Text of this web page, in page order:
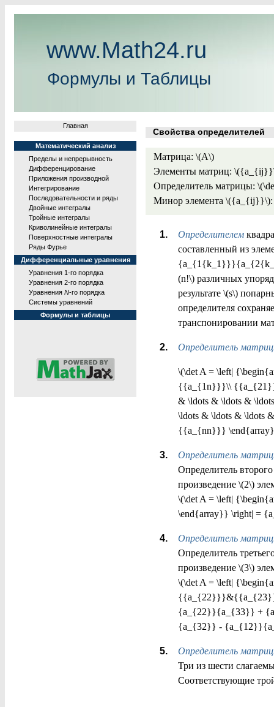
www.Math24.ru
Формулы и Таблицы
Главная
Математический анализ
Пределы и непрерывность
Дифференцирование
Приложения производной
Интегрирование
Последовательности и ряды
Двойные интегралы
Тройные интегралы
Криволинейные интегралы
Поверхностные интегралы
Ряды Фурье
Дифференциальные уравнения
Уравнения 1-го порядка
Уравнения 2-го порядка
Уравнения N-го порядка
Системы уравнений
Формулы и таблицы
Свойства определителей
Матрица: \(A\)
Элементы матриц:
Определитель матрицы:
Минор элемента
Определителем
составленный из
(n!\) различных
результате \(s\)
определителя
транспонировании
Определитель
\(\det A = \left|
{{a_{1n}}}\\
& \ldots & \ldots &
\ldots & \ldots &
{{a_{nn}}}
Определитель
Определитель
произведение \(2\)
\(\det A = \left|
\end{array}} \right| =
Определитель
Определитель
произведение \(3\)
\(\det A = \left|
{a_{22}}{a_{33}} +
{a_{32}} -
Определитель
Три из шести
Соответствующие